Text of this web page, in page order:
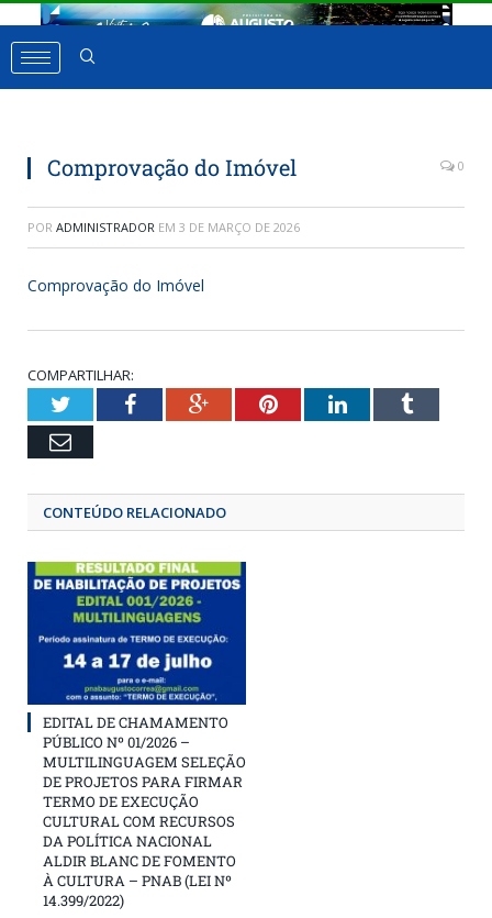
Comprovação do Imóvel 0
POR ADMINISTRADOR EM 3 DE MARÇO DE 2026
Comprovação do Imóvel
COMPARTILHAR:
TwitterFacebookGoogle+Pinterest
LinkedIn
Email
CONTEÚDO RELACIONADO
EDITAL DE CHAMAMENTO
PÚBLICO Nº 01/2026 –
MULTILINGUAGEM SELEÇÃO
DE PROJETOS PARA FIRMAR
TERMO DE EXECUÇÃO
CULTURAL COM RECURSOS
DA POLÍTICA NACIONAL
ALDIR BLANC DE FOMENTO
À CULTURA – PNAB (LEI Nº
14.399/2022)